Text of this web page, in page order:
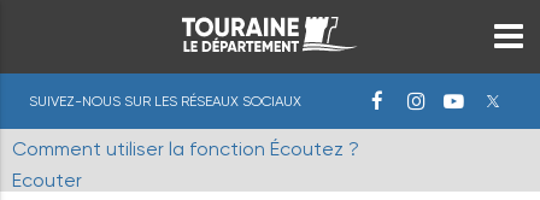
SUIVEZ-NOUS SUR LES RÉSEAUX SOCIAUX
Comment utiliser la fonction Écoutez ?
Ecouter